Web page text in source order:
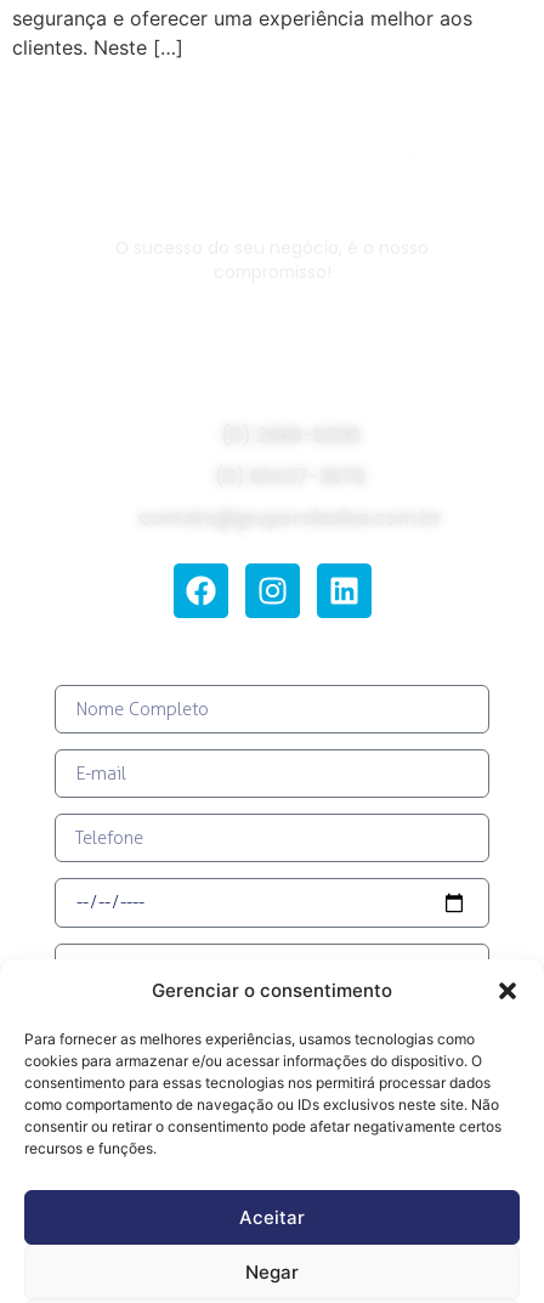
Gerenciar o consentimento
Para fornecer as melhores experiências, usamos tecnologias como
cookies para armazenar e/ou acessar informações do dispositivo. O
consentimento para essas tecnologias nos permitirá processar dados
como comportamento de navegação ou IDs exclusivos neste site. Não
consentir ou retirar o consentimento pode afetar negativamente certos
recursos e funções.
Aceitar
Negar
segurança e oferecer uma experiência melhor aos
clientes. Neste […]
SOLICITE ORÇAMENTO